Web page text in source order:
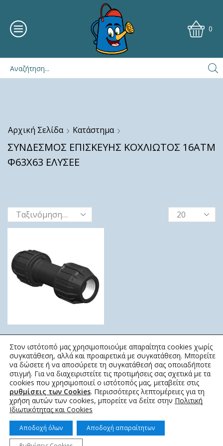
0
Αρχική Σελίδα Κατάστημα
ΣΥΝΔΕΣΜΟΣ ΕΠΙΣΚΕΥΗΣ ΚΟΧΛΙΩΤΟΣ 16ΑΤΜ
Φ63Χ63 ΕΛΥΣΕΕ
ΣΥΝΔΕΣΜΟΣ ΕΠΙΣΚΕΥΗΣ
ΚΟΧΛΙΩΤΟΣ
ELYSEE
3,53€– 99,82€
Στον ιστότοπό μας χρησιμοποιούμε απαραίτητα cookies χωρίς
συγκατάθεση, αλλά και προαιρετικά με συγκατάθεση. Μπορείτε
να δώσετε ή να αποσύρετε τη συγκατάθεσή σας οποιαδήποτε
στιγμή. Για να διαχειριστείτε τις προτιμήσεις σας σχετικά με τα
cookies που χρησιμοποιεί ο ιστότοπός μας, μεταβείτε στις
ρυθμίσεις των Cookies. Περισσότερες λεπτομέρειες για τη
χρήση αυτών των cookies, μπορείτε να δείτε στην Πολιτική
Ιδιωτικότητας και Cookies
Αποδοχή όλων Αποδοχή απαραίτητων